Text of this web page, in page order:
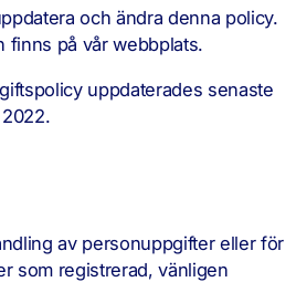
och ändra denna policy.
finns på vår webbplats.
uppdaterades senaste
av personuppgifter eller för
som registrerad, vänligen